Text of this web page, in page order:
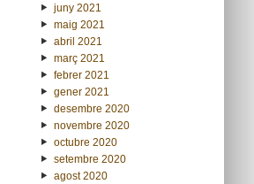
juny 2021
maig 2021
abril 2021
març 2021
febrer 2021
gener 2021
desembre 2020
novembre 2020
octubre 2020
setembre 2020
agost 2020